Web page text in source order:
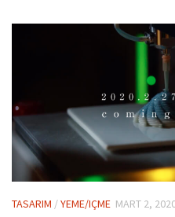
TASARIM /YEME/IÇME MART 2,